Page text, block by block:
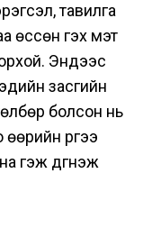
тавилга
өссөн гэх мэт
Эндээс
засгийн
болсон нь
үүргээ
гэж дүгнэж